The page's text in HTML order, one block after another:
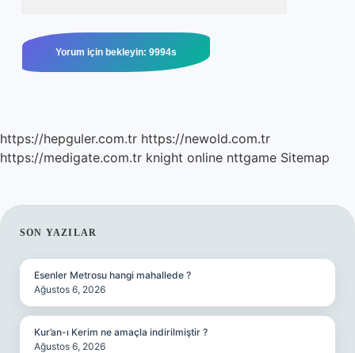
https://hepguler.com.tr https://newold.com.tr
https://medigate.com.tr knight online nttgame Sitemap
SIDEBAR
SON YAZILAR
Esenler Metrosu hangi mahallede ?
Ağustos 6, 2026
Kur’an-ı Kerim ne amaçla indirilmiştir ?
Ağustos 6, 2026